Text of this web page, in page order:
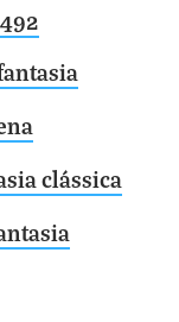
clássica